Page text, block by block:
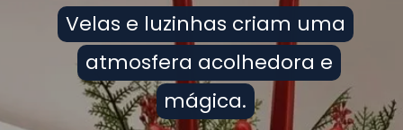
Velas e luzinhas criam uma
atmosfera acolhedora e
mágica.
Velas e luzinhas criam uma
atmosfera acolhedora e
mágica.